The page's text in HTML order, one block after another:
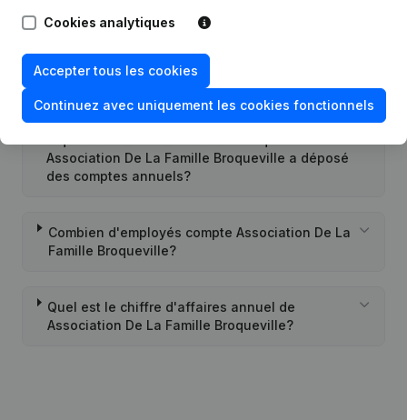
Quelle est l'adresse de Association De La
Famille Broqueville?
Association De La Famille Broqueville a déposé
des comptes annuels?
Combien d'employés compte Association De La
Famille Broqueville?
Quel est le chiffre d'affaires annuel de
Association De La Famille Broqueville?
Cookies analytiques
Accepter tous les cookies
Continuez avec uniquement les cookies fonctionnels